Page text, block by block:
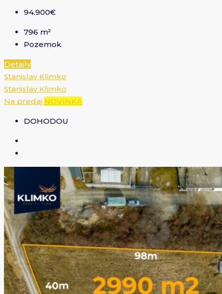
94.900€
796 m²
Pozemok
Detaily
Stanislav Klimko
Stanislav Klimko
Na predaj NOVINKA
DOHODOU